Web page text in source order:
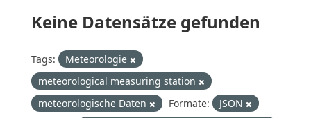
Keine Datensätze gefunden
Tags:
Meteorologie
meteorological measuring station
meteorologische Daten
Formate:
JSON